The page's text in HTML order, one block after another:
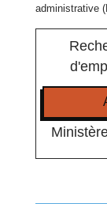
administrative